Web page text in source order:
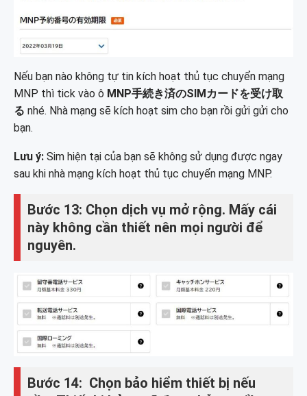
Nếu bạn nào không tự tin kích hoạt thủ tục chuyển mạng
MNP thì tick vào ô MNP手続き済のSIMカードを受け取
る nhé. Nhà mạng sẽ kích hoạt sim cho bạn rồi gửi gửi cho
bạn.
Lưu ý: Sim hiện tại của bạn sẽ không sử dụng được ngay
sau khi nhà mạng kích hoạt thủ tục chuyển mạng MNP.
Bước 13: Chọn dịch vụ mở rộng. Mấy cái
này không cần thiết nên mọi người để
nguyên.
Bước 14: Chọn bảo hiểm thiết bị nếu